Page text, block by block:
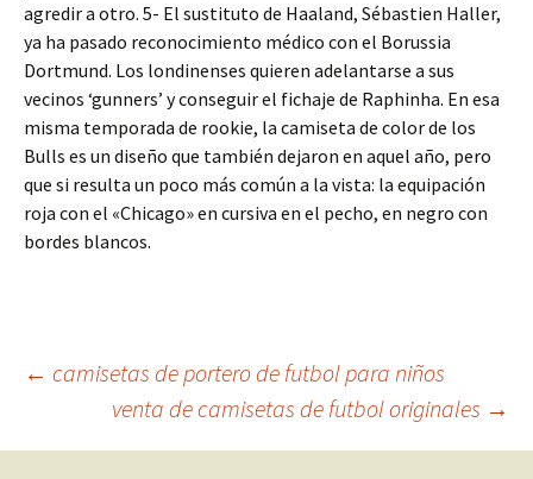
agredir a otro. 5- El sustituto de Haaland, Sébastien Haller,
ya ha pasado reconocimiento médico con el Borussia
Dortmund. Los londinenses quieren adelantarse a sus
vecinos ‘gunners’ y conseguir el fichaje de Raphinha. En esa
misma temporada de rookie, la camiseta de color de los
Bulls es un diseño que también dejaron en aquel año, pero
que si resulta un poco más común a la vista: la equipación
roja con el «Chicago» en cursiva en el pecho, en negro con
bordes blancos.
Navegación
de
← camisetas de portero de futbol para niños
venta de camisetas de futbol originales →